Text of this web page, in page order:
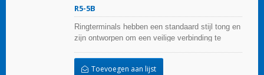
R5-5B
Ringterminals hebben een standaard stijl tong en
zijn ontworpen om een veilige verbinding te
Toevoegen aan lijst